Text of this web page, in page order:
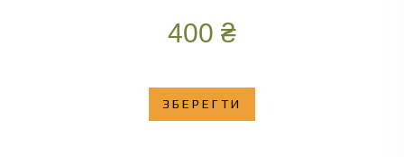
400 ₴
ЗБЕРЕГТИ